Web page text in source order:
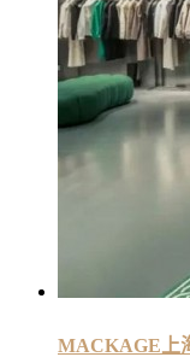
MACKAGE上